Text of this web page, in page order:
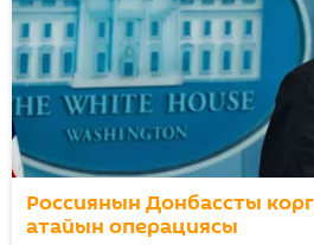
Россиянын Донбассты
атайын операциясы